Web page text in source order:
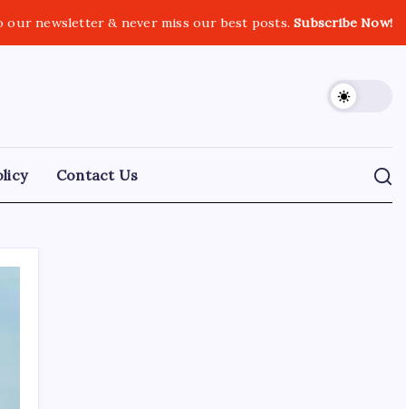
our newsletter & never miss our best posts.Subscribe Now!
Contact Us